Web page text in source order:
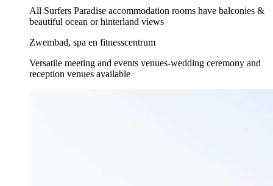
All Surfers Paradise accommodation rooms have balconies &
beautiful ocean or hinterland views
Zwembad, spa en fitnesscentrum
Versatile meeting and events venues-wedding ceremony and
reception venues available